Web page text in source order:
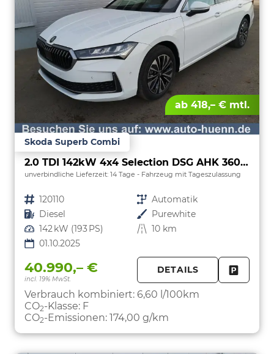
ab 418,– € mtl.
Skoda Superb Combi
2.0 TDI 142kW 4x4 Selection DSG AHK 360 Head Up
unverbindliche Lieferzeit: 14 Tage Fahrzeug mit Tageszulassung
Fahrzeugnr. 120110 Getriebe Automatik
Kraftstoff Diesel Außenfarbe Purewhite
Leistung 142 kW (193 PS) Kilometerstand 10 km
01.10.2025
40.990,– €
incl. 19% MwSt.
DETAILS
Verbrauch kombiniert: 6,60 l/100km
CO2-Klasse: F
CO2-Emissionen: 174,00 g/km